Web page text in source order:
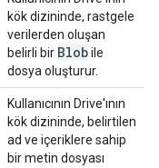
kök dizininde, rastgele
verilerden oluşan
belirli bir Blobile
dosya oluşturur.
Kullanıcının Drive'ının
kök dizininde, belirtilen
ad ve içeriklere sahip
bir metin dosyası